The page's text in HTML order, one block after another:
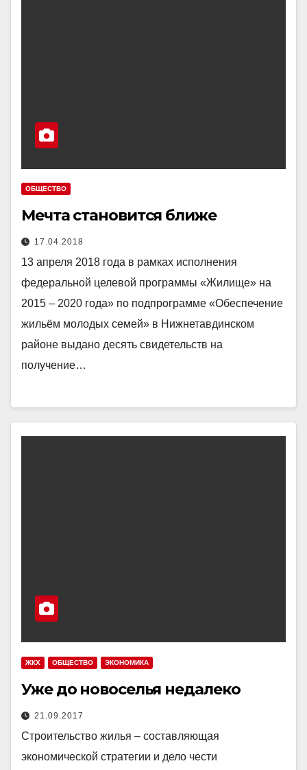
ОБЩЕСТВО
Мечта становится ближе
17.04.2018
13 апреля 2018 года в рамках исполнения
федеральной целевой программы «Жилище» на
2015 – 2020 года» по подпрограмме «Обеспечение
жильём молодых семей» в Нижнетавдинском
районе выдано десять свидетельств на
получение…
ЖКХ ОБЩЕСТВО ЭКОНОМИКА
Уже до новоселья недалеко
21.09.2017
Строительство жилья – составляющая
экономической стратегии и дело чести